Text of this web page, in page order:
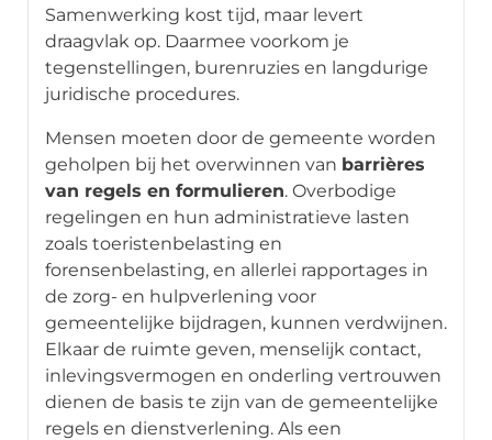
Samenwerking kost tijd, maar levert
draagvlak op. Daarmee voorkom je
tegenstellingen, burenruzies en langdurige
juridische procedures.
Mensen moeten door de gemeente worden
geholpen bij het overwinnen van barrières
van regels en formulieren. Overbodige
regelingen en hun administratieve lasten
zoals toeristenbelasting en
forensenbelasting, en allerlei rapportages in
de zorg- en hulpverlening voor
gemeentelijke bijdragen, kunnen verdwijnen.
Elkaar de ruimte geven, menselijk contact,
inlevingsvermogen en onderling vertrouwen
dienen de basis te zijn van de gemeentelijke
regels en dienstverlening. Als een